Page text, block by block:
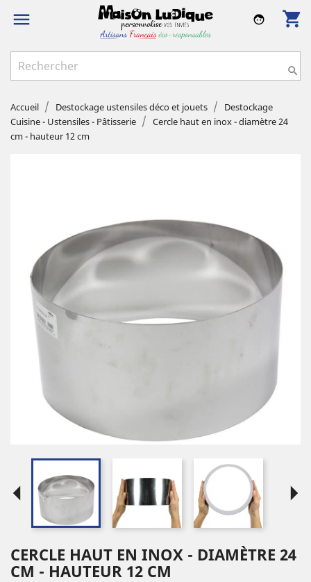
 shopping_cart
face

Accueil Destockage ustensiles déco et jouets
Destockage
Cuisine - Ustensiles - Pâtisserie
Cercle haut en inox - diamètre 24
cm - hauteur 12 cm
arrow_left arrow_right
CERCLE HAUT EN INOX - DIAMÈTRE 24
CM - HAUTEUR 12 CM